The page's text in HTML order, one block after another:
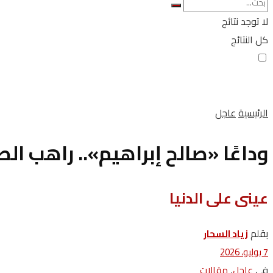
لا توجد نتائج
كل النتائج
الرئيسيةعاجل
وداعًا «صالح إبراهيم».. راهب
عينى على الدنيا
بقلمزياد ‬السحار
7 يوليو، 2026